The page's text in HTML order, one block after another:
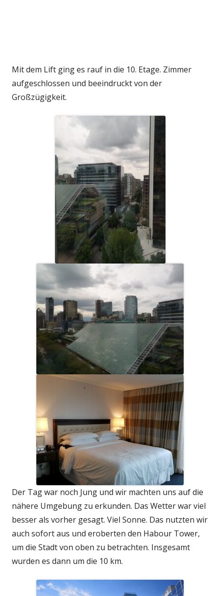
Mit dem Lift ging es rauf in die 10. Etage. Zimmer
aufgeschlossen und beeindruckt von der
Großzügigkeit.
Der Tag war noch Jung und wir machten uns auf die
nähere Umgebung zu erkunden. Das Wetter war viel
besser als vorher gesagt. Viel Sonne. Das nutzten wir
auch sofort aus und eroberten den Habour Tower,
um die Stadt von oben zu betrachten. Insgesamt
wurden es dann um die 10 km.